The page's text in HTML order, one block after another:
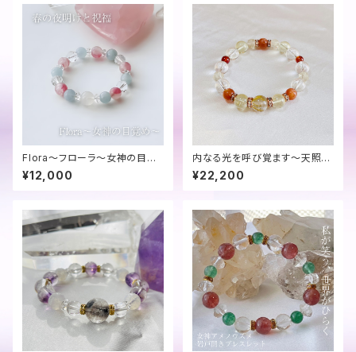
Flora～フローラ～女神の目覚
め
¥12,000
内なる光を呼び覚ます～天照大
御神ブレス
¥22,200